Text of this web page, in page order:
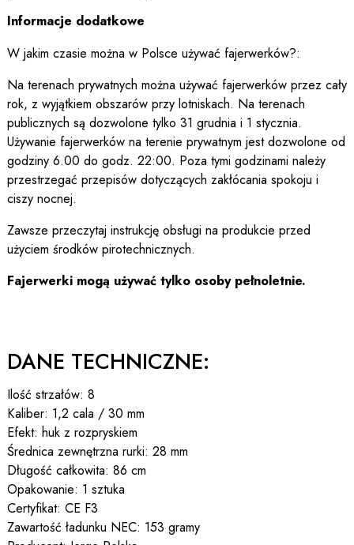
Informacje dodatkowe
W jakim czasie można w Polsce używać fajerwerków?:
Na terenach prywatnych można używać fajerwerków przez cały
rok, z wyjątkiem obszarów przy lotniskach. Na terenach
publicznych są dozwolone tylko 31 grudnia i 1 stycznia.
Używanie fajerwerków na terenie prywatnym jest dozwolone od
godziny 6.00 do godz. 22:00. Poza tymi godzinami należy
przestrzegać przepisów dotyczących zakłócania spokoju i
ciszy nocnej.
Zawsze przeczytaj instrukcję obsługi na produkcie przed
użyciem środków pirotechnicznych.
Fajerwerki mogą używać tylko osoby pełnoletnie.
DANE TECHNICZNE:
Ilość strzałów: 8
Kaliber: 1,2 cala / 30 mm
Efekt: huk z rozpryskiem
Średnica zewnętrzna rurki: 28 mm
Długość całkowita: 86 cm
Opakowanie: 1 sztuka
Certyfikat: CE F3
Zawartość ładunku NEC: 153 gramy